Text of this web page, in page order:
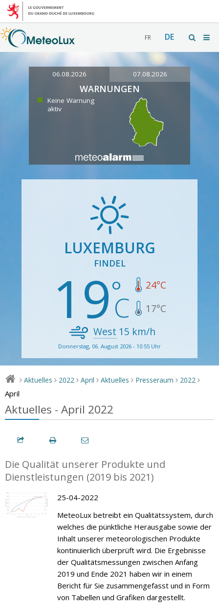
FR DE
06.08.2026 07.08.2026
WARNUNGEN
Keine Warnung
aktiv
LUXEMBURG
FINDEL
19 24°C
17°C
West 15 km/h
Donnerstag, 06. August 2026 - 10:55 Uhr
> Aktuelles > 2022 > April > Aktuelles > Presseraum > 2022 >
April
Aktuelles - April 2022
Die Qualität unserer Produkte und
Dienstleistungen (2019 bis 2021)
25-04-2022
MeteoLux betreibt ein Qualitätssystem, durch
welches die pünktliche Herausgabe sowie der
Inhalt unserer meteorologischen Produkte
kontinuierlich überprüft wird. Die Ergebnisse
der Qualitätsmessungen zwischen Anfang
2019 und Ende 2021 haben wir in einem
Bericht für Sie zusammengefasst und in Form
von Tabellen und Grafiken dargestellt.